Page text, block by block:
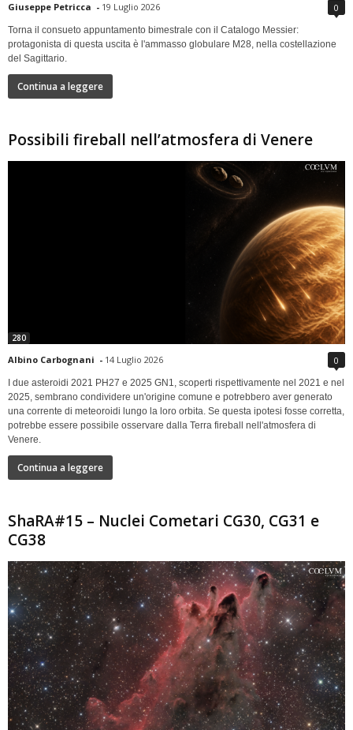
Giuseppe Petricca - 19 Luglio 2026 0
Torna il consueto appuntamento bimestrale con il Catalogo Messier:
protagonista di questa uscita è l'ammasso globulare M28, nella costellazione
del Sagittario.
Continua a leggere
Possibili fireball nell’atmosfera di Venere
280
Albino Carbognani - 14 Luglio 2026 0
I due asteroidi 2021 PH27 e 2025 GN1, scoperti rispettivamente nel 2021 e nel
2025, sembrano condividere un'origine comune e potrebbero aver generato
una corrente di meteoroidi lungo la loro orbita. Se questa ipotesi fosse corretta,
potrebbe essere possibile osservare dalla Terra fireball nell'atmosfera di
Venere.
Continua a leggere
ShaRA#15 – Nuclei Cometari CG30, CG31 e
CG38